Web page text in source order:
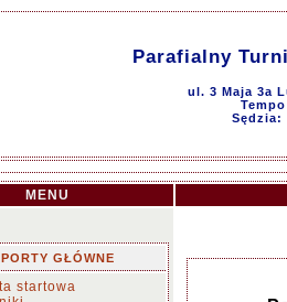
Parafialny
ul. 3 Maja 3a
Sędzia:
MENU
GŁÓWNE
startowa